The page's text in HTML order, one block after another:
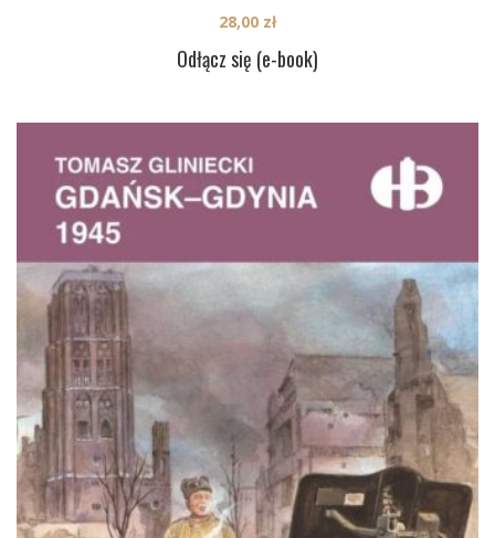
Odłącz się (e-book)
28,00 zł